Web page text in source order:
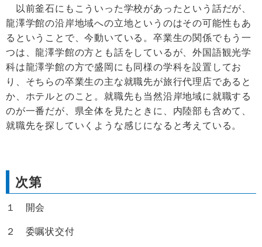
以前釜石にもこういった学校があったという話だが、
龍澤学館の沿岸地域への立地というのはその可能性もあ
るということで、今動いている。卒業生の関係でもう一
つは、龍澤学館の方とも話をしているが、外国語観光学
科は龍澤学館の方で盛岡にも同様の学科を設置してお
り、そちらの卒業生の主な就職先が旅行代理店であると
か、ホテルとのこと。就職先も当然沿岸地域に就職する
のが一番だが、県全体を見たときに、内陸部も含めて、
就職先を探していくような感じになると考えている。
次第
１ 開会
２ 委嘱状交付